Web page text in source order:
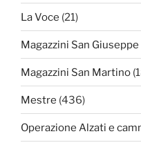
La Voce (21)
Magazzini San Giuseppe
Magazzini San Martino
Mestre (436)
Operazione Alzati e